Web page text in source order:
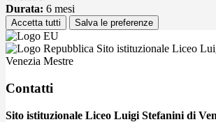
Durata: 6 mesi
Accetta tutti Salva le preferenze
Sito istituzionale Liceo
Venezia Mestre
Contatti
Sito istituzionale Liceo Luigi Stefanini di